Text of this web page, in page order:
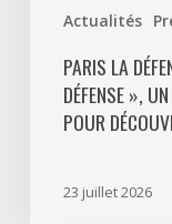
Actualités
découvrir
quartier
PARIS LA
DÉFENSE »,
POUR
23 juillet 2026